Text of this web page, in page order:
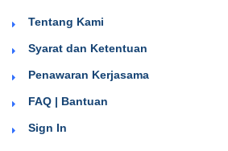
Tentang Kami
Syarat dan Ketentuan
Penawaran Kerjasama
FAQ | Bantuan
Sign In